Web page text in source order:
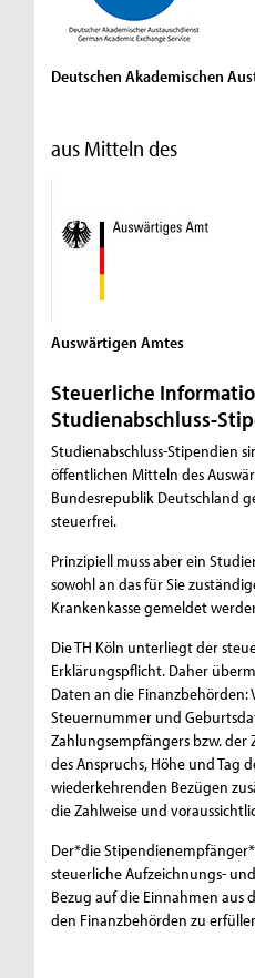
Deutschen Akademischen
aus Mitteln des
Auswärtigen Amtes
Steuerliche
Studienabschluss-
Studienabschluss-Stipendien
öffentlichen Mitteln des
Bundesrepublik Deutschland
steuerfrei.
Prinzipiell muss aber ein
sowohl an das für Sie
Krankenkasse gemeldet
Die TH Köln unterliegt der
Erklärungspflicht. Daher
Daten an die Finanzbehörden:
Steuernummer und
Zahlungsempfängers bzw.
des Anspruchs, Höhe und Tag
wiederkehrenden Bezügen
die Zahlweise und
Der*die
steuerliche Aufzeichnungs-
Bezug auf die Einnahmen
den Finanzbehörden zu